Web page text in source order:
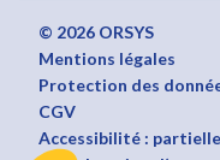
© 2026 ORSYS
Mentions légales
Protection des
CGV
Accessibilité :